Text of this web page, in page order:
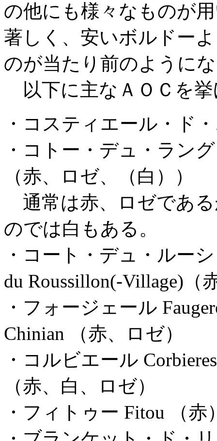
の他にも様々なものが
著しく、安いボルドー
のが当たり前のように
以下に主なＡＯＣを挙
・コスティエール・ド
・コトー・デュ・ラン
（赤、ロゼ、（白））
通常は赤、ロゼであ
のでは白もある。
・コート・デュ・ルー
du Roussillon(-Village)（
・フォージェール
Chinian （赤、ロゼ）
・コルビエール
（赤、白、ロゼ）
・フィトゥー Fitou （赤